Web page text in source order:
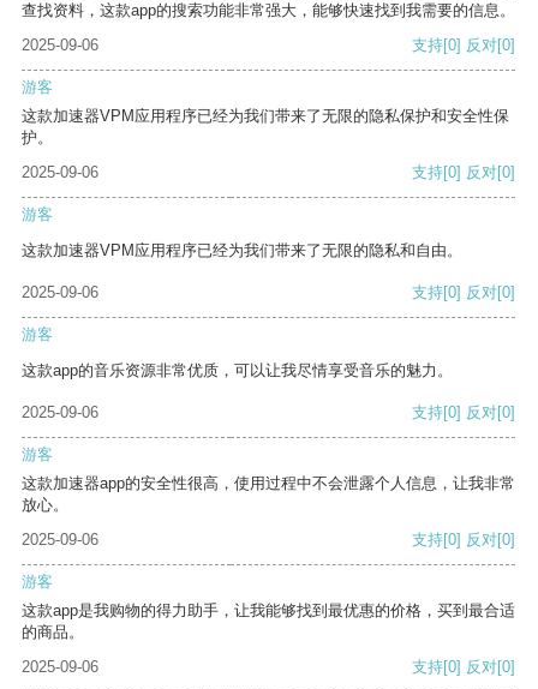
查找资料，这款app的搜索功能非常强大，能够快速找到我需要的信息。
2025-09-06
支持[0] 反对[0]
游客
这款加速器VPM应用程序已经为我们带来了无限的隐私保护和安全性保
护。
2025-09-06
支持[0] 反对[0]
游客
这款加速器VPM应用程序已经为我们带来了无限的隐私和自由。
2025-09-06 支持[0] 反对[0]
游客
这款app的音乐资源非常优质，可以让我尽情享受音乐的魅力。
2025-09-06 支持[0] 反对[0]
游客
这款加速器app的安全性很高，使用过程中不会泄露个人信息，让我非常
放心。
2025-09-06
支持[0] 反对[0]
游客
这款app是我购物的得力助手，让我能够找到最优惠的价格，买到最合适
的商品。
2025-09-06
支持[0] 反对[0]